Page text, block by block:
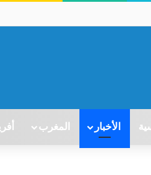
الأخبار المغرب